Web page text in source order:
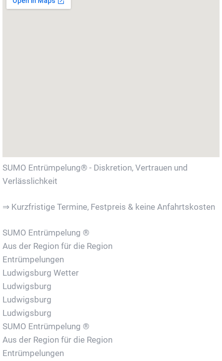
SUMO Entrümpelung® - Diskretion, Vertrauen und
Verlässlichkeit
⇒ Kurzfristige Termine, Festpreis & keine Anfahrtskosten
SUMO Entrümpelung ®
Aus der Region für die Region
Entrümpelungen
Ludwigsburg Wetter
Ludwigsburg
Ludwigsburg
Ludwigsburg
SUMO Entrümpelung ®
Aus der Region für die Region
Entrümpelungen